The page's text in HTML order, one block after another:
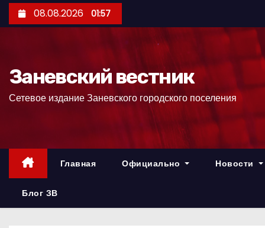
е
р
08.08.2026 01:57
Заневский вестник
Сетевое издание Заневского городского поселения
Главная Официально Новости
Блог ЗВ